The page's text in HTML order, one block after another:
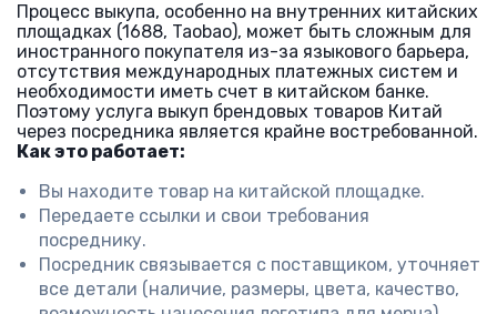
Процесс выкупа, особенно на внутренних китайских
площадках (1688, Taobao), может быть сложным для
иностранного покупателя из-за языкового барьера,
отсутствия международных платежных систем и
необходимости иметь счет в китайском банке.
Поэтому услуга выкуп брендовых товаров Китай
через посредника является крайне востребованной.
Как это работает:
Вы находите товар на китайской площадке.
Передаете ссылки и свои требования
посреднику.
Посредник связывается с поставщиком, уточняет
все детали (наличие, размеры, цвета, качество,